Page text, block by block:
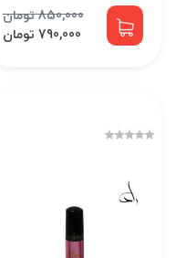
850,000 تومان
790,000 تومان